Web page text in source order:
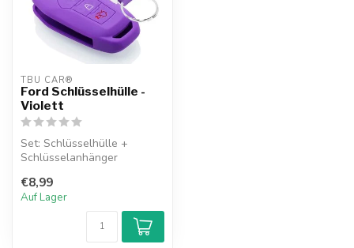
TBU CAR®
Ford Schlüsselhülle -
Violett
Set: Schlüsselhülle +
Schlüsselanhänger
€8,99
Auf Lager